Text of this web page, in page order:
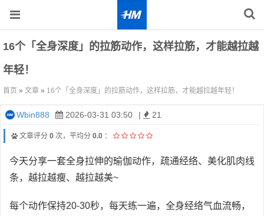
16个「全身深度」的拉筋动作，这样拉筋，才能越拉越
年轻！
首页 » 文章 » 16个「全身深度」的拉筋动作，这样拉筋，才能越拉越年轻！
Wbin888 2026-03-31 03:50 | 21
文章评分 0 次，平均分 0.0 ：
今天分享一套全身拉伸的瑜伽动作，疏通经络、美化肌肉线
条，越拉越瘦、越拉越美~
每个动作保持20-30秒，每天练一遍，全身经络气血流畅，